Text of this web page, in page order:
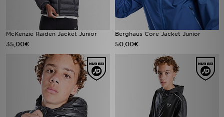
McKenzie Raiden Jacket Junior
35,00€
Berghaus Core Jacket Junior
50,00€